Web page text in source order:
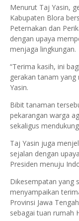
Menurut Taj Yasin,
Kabupaten Blora
Peternakan dan
dengan upaya
menjaga lingkungan.
“Terima kasih, ini
gerakan tanam yang
Yasin.
Bibit tanaman
pekarangan warga
sekaligus
Taj Yasin juga
sejalan dengan
Presiden menuju
Dikesempatan yang
menyampaikan
Provinsi Jawa
sebagai tuan rumah